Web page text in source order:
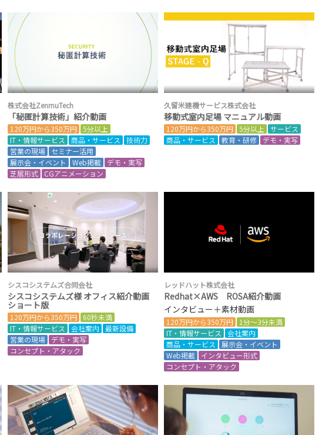
株式会社ZenmuTech
「秘匿計算技術」紹介動画
120万円から350万円
5分以上
IT・情報サービス
商品・サービス
技術力
営業の現場
セミナー活用
展示会・イベント
Web掲載
デモ・実写
芝居形式
CGアニメーション
久留米建機サービス株式会社
移動式室内足場 マニュアル動画
120万円から350万円 5分以上
サービス
商品・サービス
教育・研修 デモ・実写
シスコシステムズ合同会社
シスコシステムズ様 オフィス紹介動画
ショート版
120万円から350万円
60秒未満
IT・情報サービス
会社案内
最新設備
営業の現場
デモ・実写
コンセプト・アタック
レッドハット株式会社
Redhat×AWS ROSA紹介動画
インタビュー＋素材動画
120万円から350万円
1分～3分未満
IT・情報サービス
会社案内
商品・サービス
展示会・イベント
Web掲載
インタビュー形式
コンセプト・アタック